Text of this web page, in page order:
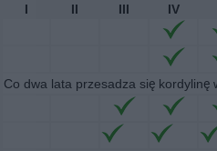
I II III
IV
Co dwa lata przesadza się